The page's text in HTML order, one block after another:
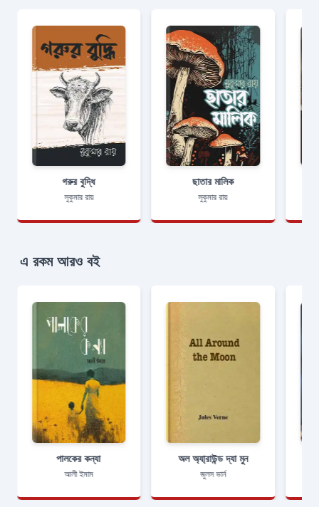
গরুর বুদ্ধি
সুকুমার রায়
ছাতার মালিক
সুকুমার রায়
এ রকম আরও বই
পালকের কন্যা
আলী ইমাম
অল অ্যা্রাউন্ড দ্যা মুন
জুলস ভার্ন